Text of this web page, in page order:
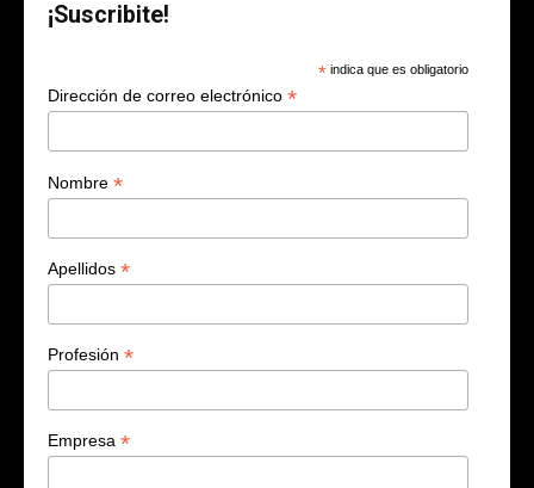
¡Suscribite!
* indica que es obligatorio
Dirección de correo electrónico *
Nombre *
Apellidos *
Profesión *
Empresa *